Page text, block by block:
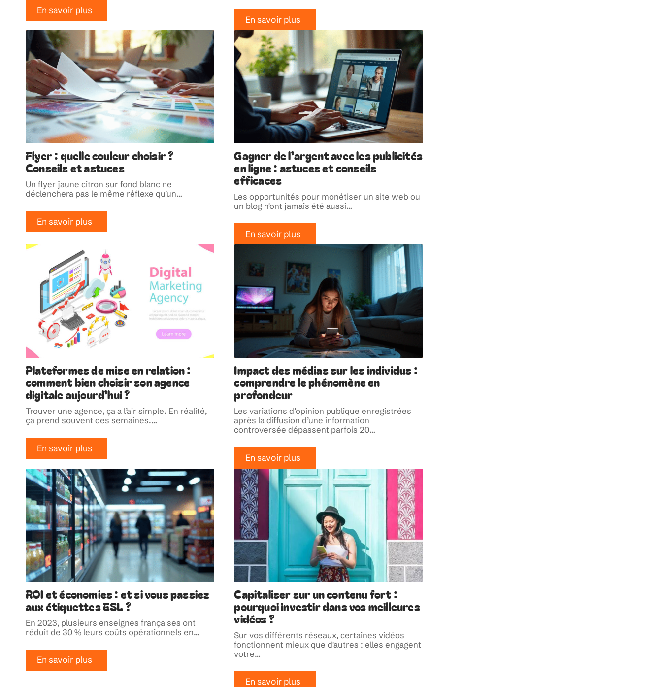
En savoir plus
En savoir plus
Flyer : quelle couleur choisir ?
Conseils et astuces
Un flyer jaune citron sur fond blanc ne
déclenchera pas le même réflexe qu’un…
En savoir plus
Gagner de l’argent avec les publicités
en ligne : astuces et conseils
efficaces
Les opportunités pour monétiser un site web ou
un blog n'ont jamais été aussi…
En savoir plus
Plateformes de mise en relation :
comment bien choisir son agence
digitale aujourd’hui ?
Trouver une agence, ça a l’air simple. En réalité,
ça prend souvent des semaines.…
En savoir plus
Impact des médias sur les individus :
comprendre le phénomène en
profondeur
Les variations d’opinion publique enregistrées
après la diffusion d’une information
controversée dépassent parfois 20…
En savoir plus
ROI et économies : et si vous passiez
aux étiquettes ESL ?
En 2023, plusieurs enseignes françaises ont
réduit de 30 % leurs coûts opérationnels en…
En savoir plus
Capitaliser sur un contenu fort :
pourquoi investir dans vos meilleures
vidéos ?
Sur vos différents réseaux, certaines vidéos
fonctionnent mieux que d'autres : elles engagent
votre…
En savoir plus